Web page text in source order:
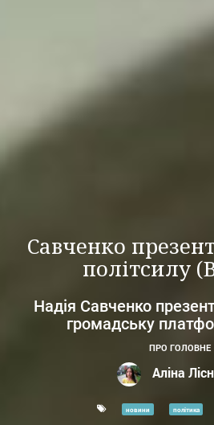
Савченко
політсилу
Надія Савченко
громадську
ПРО ГОЛОВНЕ
Аліна
новини політика